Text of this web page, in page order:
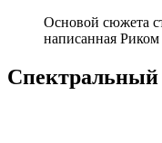
Основой сюжета
написанная
Спектральный